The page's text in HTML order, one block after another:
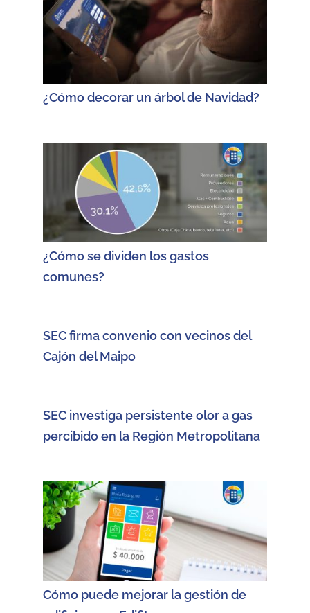
¿Cómo decorar un árbol de Navidad?
¿Cómo se dividen los gastos
comunes?
SEC firma convenio con vecinos del
Cajón del Maipo
SEC investiga persistente olor a gas
percibido en la Región Metropolitana
Cómo puede mejorar la gestión de